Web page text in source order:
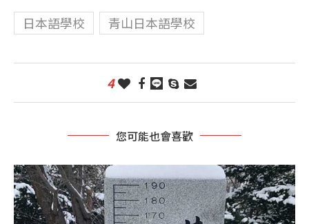
日本語學校 青山日本語學校
4
您可能也會喜歡